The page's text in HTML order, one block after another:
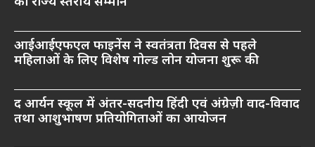
आईआईएफएल फाइनेंस ने स्वतंत्रता दिवस से पहले
महिलाओं के लिए विशेष गोल्ड लोन योजना शुरू की
द आर्यन स्कूल में अंतर-सदनीय हिंदी एवं अंग्रेज़ी वाद-विवाद
तथा आशुभाषण प्रतियोगिताओं का आयोजन